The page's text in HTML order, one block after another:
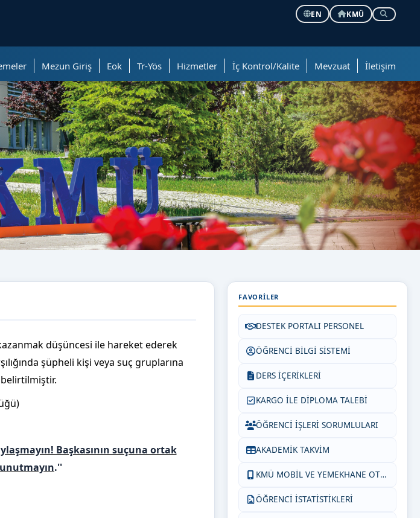
EN
KMÜ
Mezun Giriş Eok Tr-Yös Hizmetler İç Kontrol/Kalite Mevzuat İletişim
düşüncesi ile hareket ederek
şüpheli kişi veya suç gruplarına
Başkasının suçuna ortak
.''
FAVORILER
DESTEK PORTALI PERSONEL
ÖĞRENCİ BİLGİ SİSTEMİ
DERS İÇERİKLERİ
KARGO İLE DİPLOMA TALEBİ
ÖĞRENCİ İŞLERİ SORUMLULARI
AKADEMİK TAKVİM
KMÜ MOBİL VE YEMEKHANE OTOM.
ÖĞRENCİ İSTATİSTİKLERİ